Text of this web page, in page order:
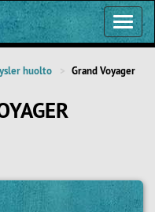
huolto Grand Voyager